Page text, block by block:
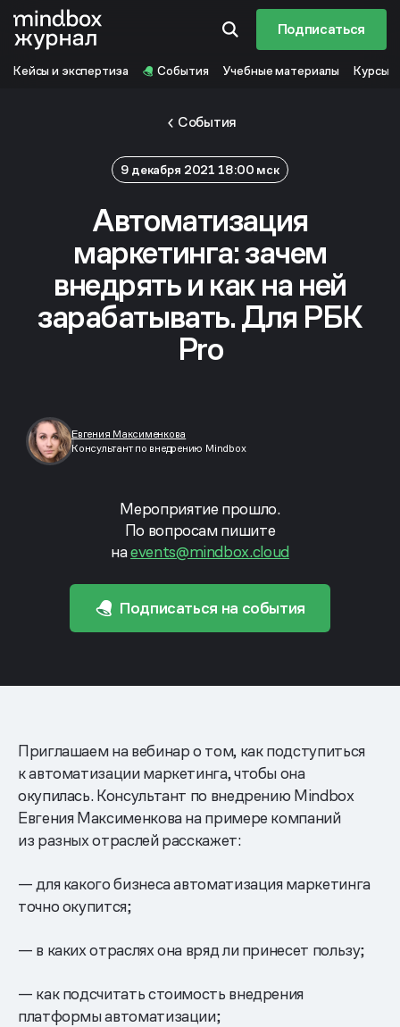
Подписаться
Кейсы и экспертиза События Учебные материалы Курсы
События
9 декабря 2021 18:00 мск
Автоматизация
маркетинга: зачем
внедрять и как на ней
зарабатывать. Для РБК
Pro
Евгения Максименкова
Консультант по внедрению Mindbox
Мероприятие прошло.
По вопросам пишите
наevents@mindbox.cloud
Подписаться на события
Приглашаем на вебинар о том, как подступиться
к автоматизации маркетинга, чтобы она
окупилась. Консультант по внедрению Mindbox
Евгения Максименкова на примере компаний
из разных отраслей расскажет:
— для какого бизнеса автоматизация маркетинга
точно окупится;
— в каких отраслях она вряд ли принесет пользу;
— как подсчитать стоимость внедрения
платформы автоматизации;